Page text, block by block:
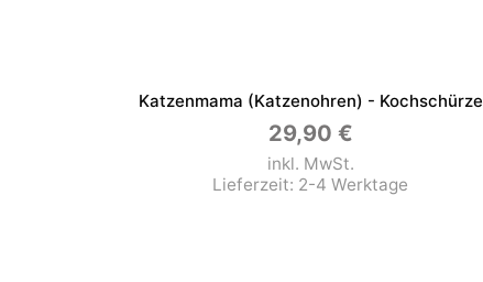
Katzenmama (Katzenohren) - Kochschürze
29,90 €
inkl. MwSt.
Lieferzeit: 2-4 Werktage